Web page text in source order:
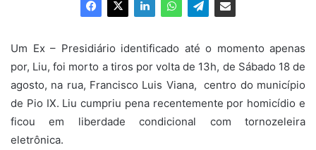
Um Ex – Presidiário identificado até o momento apenas
por, Liu, foi morto a tiros por volta de 13h, de Sábado 18 de
agosto, na rua, Francisco Luis Viana, centro do município
de Pio IX. Liu cumpriu pena recentemente por homicídio e
ficou em liberdade condicional com tornozeleira
eletrônica.